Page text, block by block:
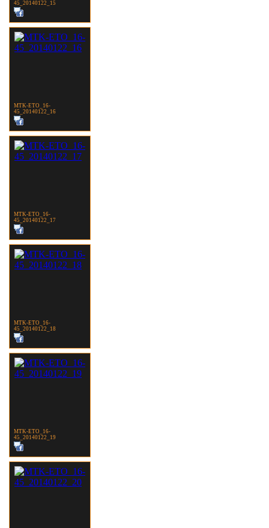
45_20140122_15
MTK-ETO_16-
45_20140122_16
MTK-ETO_16-
45_20140122_17
MTK-ETO_16-
45_20140122_18
MTK-ETO_16-
45_20140122_19